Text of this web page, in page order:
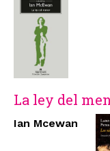
La ley del
Ian Mcewan